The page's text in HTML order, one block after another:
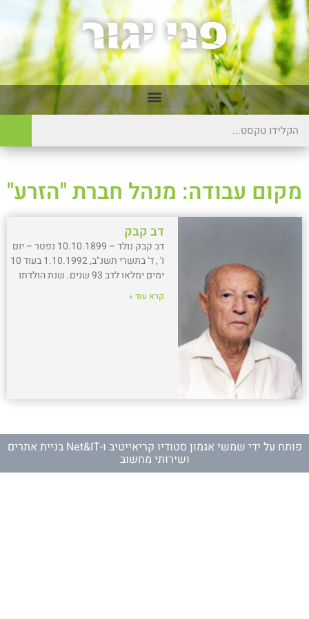
מקום עבודה: מנהל חברת "הזרע"
דב קבק
דב קבק נולד – 10.10.1899 נפטר – יום
ו' , ד' בתשרי תשנ"ב, 1.10.1992 בעוד 10
ימים ימלאו לדב 93 שנים. שנת הולדתו
קרא עוד »
פותח על ידי שמשי אגמון סטודיו קריאייטיב ו- Net&IT בניית אתרים
ושירותי מחשוב